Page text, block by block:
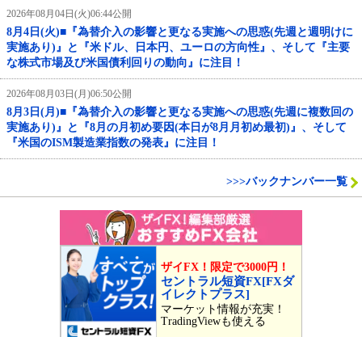
2026年08月04日(火)06:44公開
8月4日(火)■『為替介入の影響と更なる実施への思惑(先週と週明けに
実施あり)』と『米ドル、日本円、ユーロの方向性』、そして『主要
な株式市場及び米国債利回りの動向』に注目！
2026年08月03日(月)06:50公開
8月3日(月)■『為替介入の影響と更なる実施への思惑(先週に複数回の
実施あり)』と『8月の月初め要因(本日が8月月初め最初)』、そして
『米国のISM製造業指数の発表』に注目！
>>>バックナンバー一覧
ザイFX！限定で3000円！
セントラル短資FX[FXダ
イレクトプラス]
マーケット情報が充実！
TradingViewも使える